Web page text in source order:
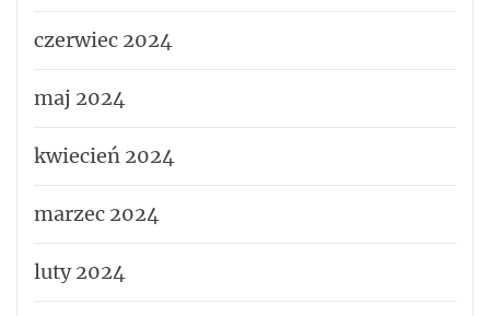
czerwiec 2024
maj 2024
kwiecień 2024
marzec 2024
luty 2024